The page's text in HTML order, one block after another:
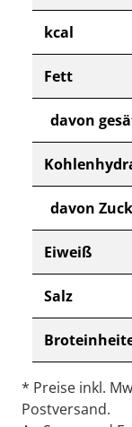
kcal
Fett
davon
davon
Eiweiß
Salz
* Preise inkl.
Postversand.